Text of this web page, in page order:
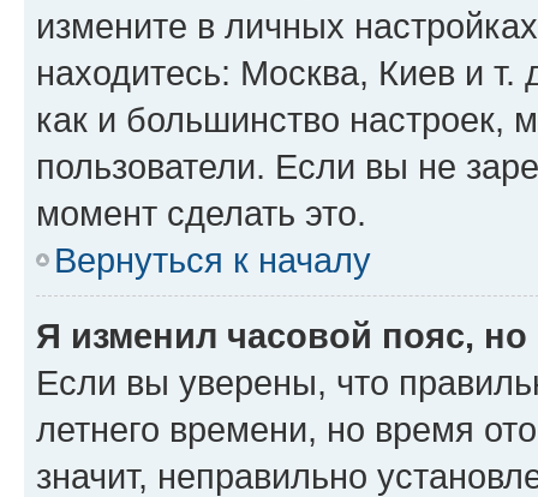
измените в личных
находитесь: Москва, Киев и т.
как и большинство настроек,
пользователи. Если вы не
момент сделать это.
Вернуться к началу
Я изменил часовой пояс,
Если вы уверены, что
летнего времени, но время
значит, неправильно